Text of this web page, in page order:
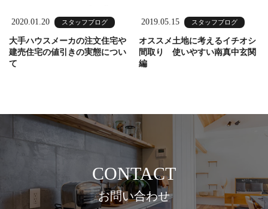
2020.01.20 スタッフブログ
大手ハウスメーカの注文住宅や
建売住宅の値引きの実態につい
て
2019.05.15 スタッフブログ
オススメ土地に考えるイチオシ
間取り 使いやすい南真中玄関
編
CONTACT
お問い合わせ